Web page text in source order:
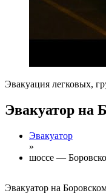
Эвакуация легковых,
Эвакуатор на
Эвакуатор
»
шоссе —
Эвакуатор на